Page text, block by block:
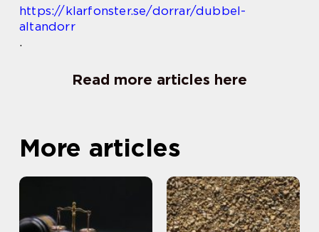
https://klarfonster.se/dorrar/dubbel-
altandorr
.
Read more articles here
More articles